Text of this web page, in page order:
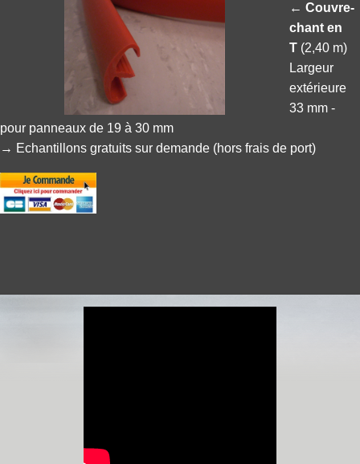
← Couvre-
chant en
T (2,40 m)
Largeur
extérieure
33 mm -
pour panneaux de 19 à 30 mm
→ Echantillons gratuits sur demande (hors frais de port)